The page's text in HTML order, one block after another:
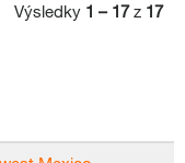
Výsledky 1 – 17z 17